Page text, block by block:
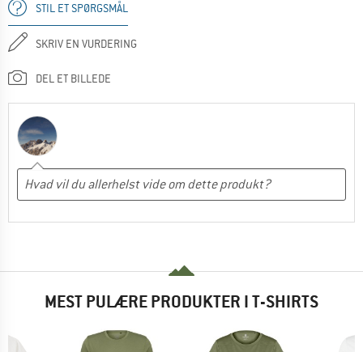
STIL ET SPØRGSMÅL
SKRIV EN VURDERING
DEL ET BILLEDE
MEST PULÆRE PRODUKTER I T-SHIRTS